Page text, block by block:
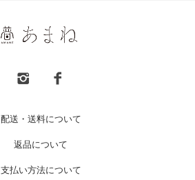
配送・送料について
返品について
支払い方法について